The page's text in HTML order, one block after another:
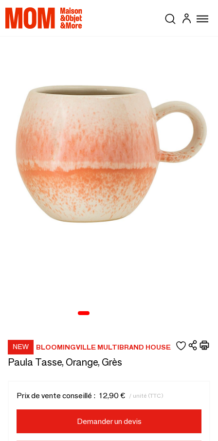
BLOOMINGVILLE MULTIBRAND HOUSE
Paula Tasse, Orange, Grès
Prix de vente conseillé : 12,90 € / unité (TTC)
Demander un devis